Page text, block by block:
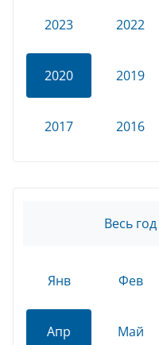
2023 2022
2020 2019
2017 2016
Весь год
Янв Фев
Апр Май